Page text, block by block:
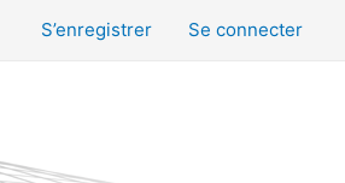
S’enregistrer Se connecter